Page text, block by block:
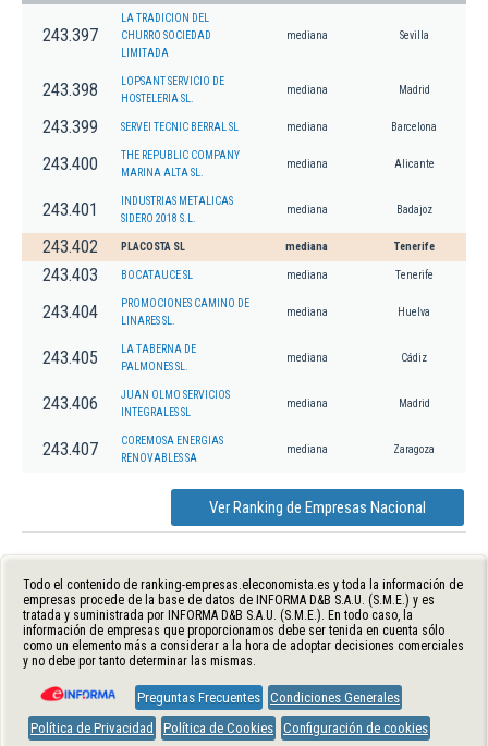
243.397
LA TRADICION DEL
CHURRO SOCIEDAD
LIMITADA
mediana Sevilla
243.398
LOPSANT SERVICIO DE
HOSTELERIA SL.
mediana Madrid
243.399 SERVEI TECNIC BERRAL SL mediana Barcelona
243.400
THE REPUBLIC COMPANY
MARINA ALTA SL.
mediana Alicante
243.401
INDUSTRIAS METALICAS
SIDERO 2018 S.L.
mediana Badajoz
243.402 PLACOSTA SL mediana Tenerife
243.403 BOCATAUCE SL mediana Tenerife
243.404
PROMOCIONES CAMINO DE
LINARES SL.
mediana Huelva
243.405
LA TABERNA DE
PALMONES SL.
mediana Cádiz
243.406
JUAN OLMO SERVICIOS
INTEGRALES SL
mediana Madrid
243.407
COREMOSA ENERGIAS
RENOVABLES SA
mediana Zaragoza
Ver Ranking de Empresas Nacional
Todo el contenido de ranking-empresas.eleconomista.es y toda la información de
empresas procede de la base de datos de INFORMA D&B S.A.U. (S.M.E.) y es
tratada y suministrada por INFORMA D&B S.A.U. (S.M.E.). En todo caso, la
información de empresas que proporcionamos debe ser tenida en cuenta sólo
como un elemento más a considerar a la hora de adoptar decisiones comerciales
y no debe por tanto determinar las mismas.
Preguntas Frecuentes Condiciones Generales
Política de Privacidad
Política de Cookies Configuración de cookies